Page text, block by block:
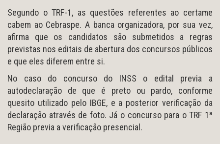
Segundo o TRF-1, as questões referentes ao certame
cabem ao Cebraspe. A banca organizadora, por sua vez,
afirma que os candidatos são submetidos a regras
previstas nos editais de abertura dos concursos públicos
e que eles diferem entre si.
No caso do concurso do INSS o edital previa a
autodeclaração de que é preto ou pardo, conforme
quesito utilizado pelo IBGE, e a posterior verificação da
declaração através de foto. Já o concurso para o TRF 1ª
Região previa a verificação presencial.